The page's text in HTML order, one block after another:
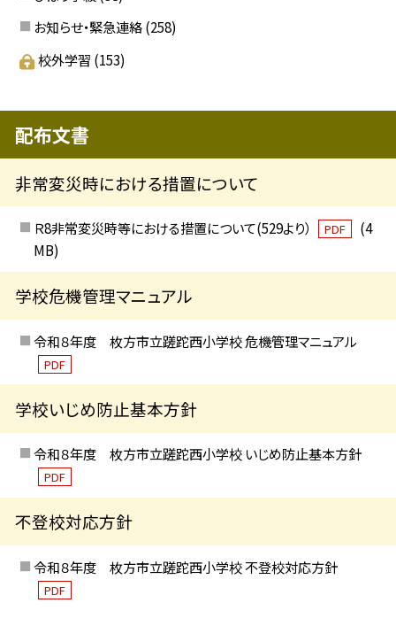
お知らせ・緊急連絡 (258)
校外学習 (153)
配布文書
非常変災時における措置について
Ｒ8非常変災時等における措置について(529より） PDF
(4
MB)
学校危機管理マニュアル
令和８年度 枚方市立蹉跎西小学校 危機管理マニュアル
PDF
学校いじめ防止基本方針
令和８年度 枚方市立蹉跎西小学校 いじめ防止基本方針
PDF
不登校対応方針
令和８年度 枚方市立蹉跎西小学校 不登校対応方針
PDF